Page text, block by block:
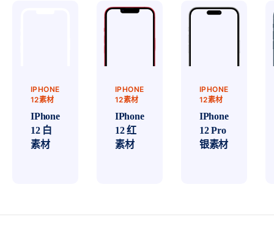
IPHONE
12素材
IPhone
12 白
素材
IPHONE
12素材
IPhone
12 红
素材
IPHONE
12素材
IPhone
12 Pro
银素材